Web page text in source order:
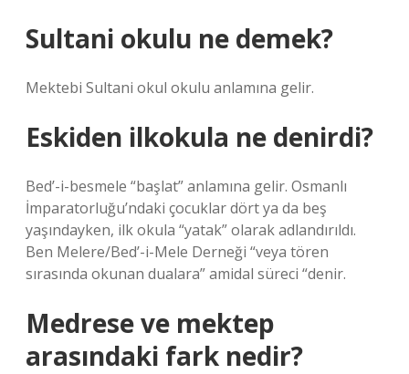
Sultani okulu ne demek?
Mektebi Sultani okul okulu anlamına gelir.
Eskiden ilkokula ne denirdi?
Bed’-i-besmele “başlat” anlamına gelir. Osmanlı
İmparatorluğu’ndaki çocuklar dört ya da beş
yaşındayken, ilk okula “yatak” olarak adlandırıldı.
Ben Melere/Bed’-i-Mele Derneği “veya tören
sırasında okunan dualara” amidal süreci “denir.
Medrese ve mektep
arasındaki fark nedir?